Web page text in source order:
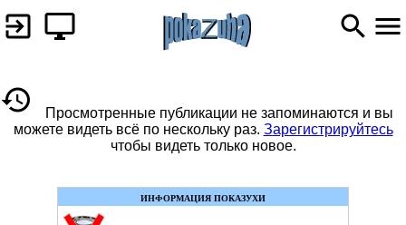
Просмотренные публикации не запоминаются и вы
можете видеть всё по нескольку раз. Зарегистрируйтесь
чтобы видеть только новое.
ИНФОРМАЦИЯ ПОКАЗУХИ